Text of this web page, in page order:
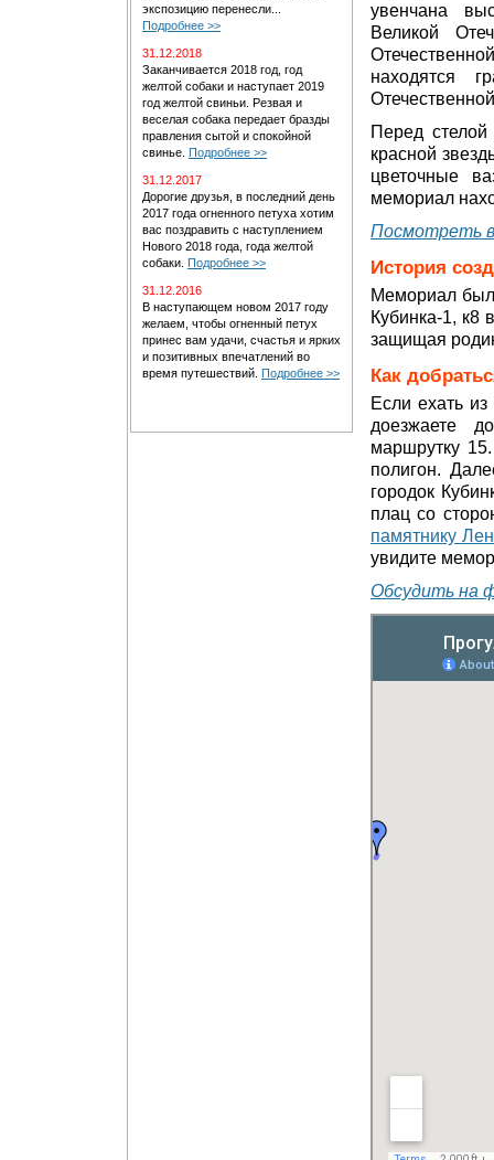
экспозицию перенесли...
Подробнее >>
31.12.2018
Заканчивается 2018 год, год
желтой собаки и наступает 2019
год желтой свиньи. Резвая и
веселая собака передает бразды
правления сытой и спокойной
свинье. Подробнее >>
31.12.2017
Дорогие друзья, в последний день
2017 года огненного петуха хотим
вас поздравить с наступлением
Нового 2018 года, года желтой
собаки. Подробнее >>
31.12.2016
В наступающем новом 2017 году
желаем, чтобы огненный петух
принес вам удачи, счастья и ярких
и позитивных впечатлений во
время путешествий. Подробнее >>
увенчана
Великой
находятся
Перед
красной
цветочные
мемориал
Посмотреть
История
Мемориал был
Кубинка-1, к8
защищая
Как
Если ехать
доезжаете
маршрутку
полигон.
городок
плац со
памятнику
увидите
Обсудить на